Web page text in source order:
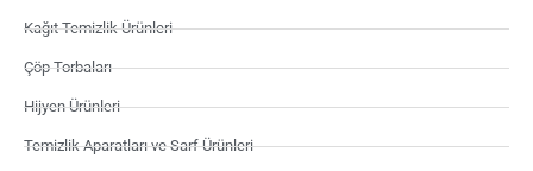
Kağıt Temizlik Ürünleri
Çöp Torbaları
Hijyen Ürünleri
Temizlik Aparatları ve Sarf Ürünleri